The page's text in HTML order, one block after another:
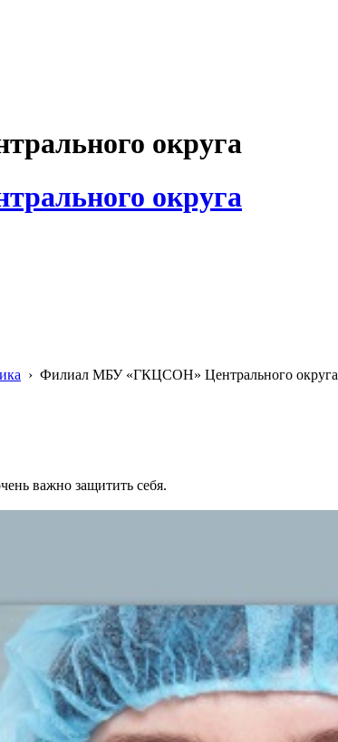
округа
округа
› Филиал МБУ «ГКЦСОН» Центрального округа
важно защитить себя.